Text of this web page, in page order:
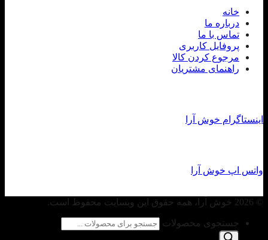
خانه
درباره ما
تماس با ما
پروفایل کاربری
مرجوع کردن کالا
راهنمای مشتریان
اینستاگرام خوش آرا
واتس اپ خوش آرا
© 2026 خوش آرا، همه حقوق این وبسایت محفوظ است.
جستجوی محصولات